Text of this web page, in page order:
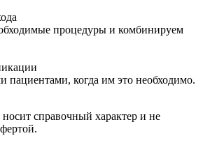
процедуры и комбинируем
пациентами, когда им это необходимо.
справочный характер и не